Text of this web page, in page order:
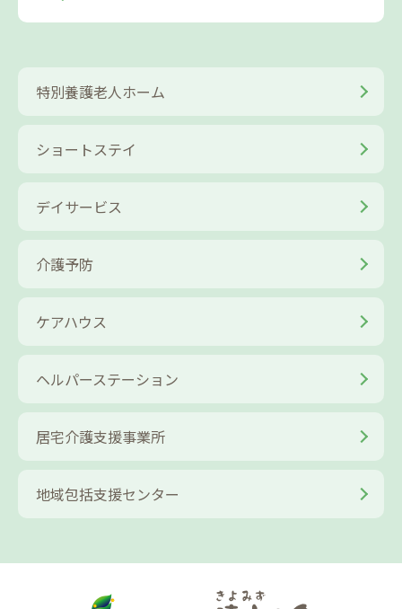
特別養護老人ホーム
ショートステイ
デイサービス
介護予防
ケアハウス
ヘルパーステーション
居宅介護支援事業所
地域包括支援センター